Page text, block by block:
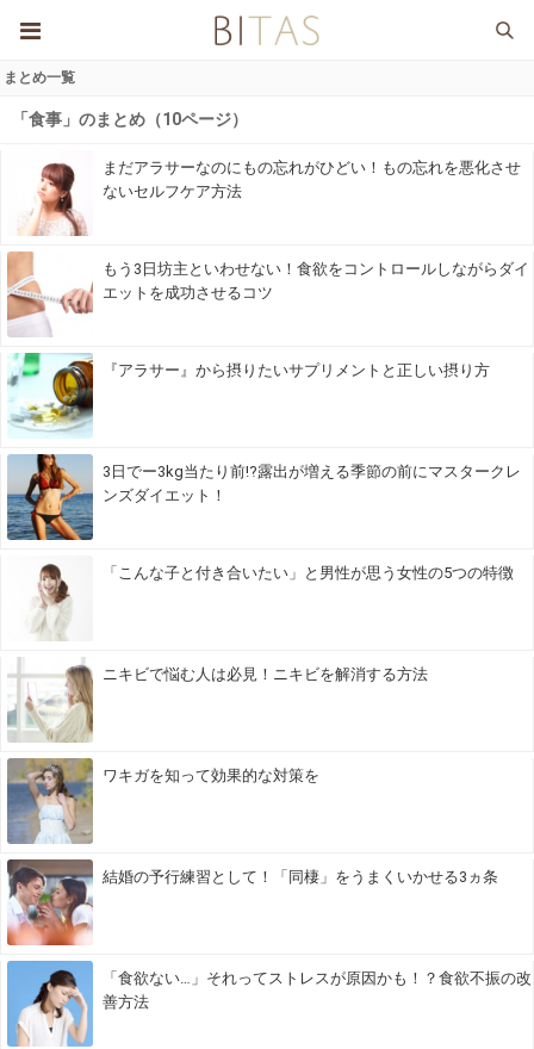
まとめ一覧
「食事」のまとめ（10ページ）
まだアラサーなのにもの忘れがひどい！もの忘れを悪化させ
ないセルフケア方法
もう3日坊主といわせない！食欲をコントロールしながらダイ
エットを成功させるコツ
『アラサー』から摂りたいサプリメントと正しい摂り方
3日でー3kg当たり前!?露出が増える季節の前にマスタークレ
ンズダイエット！
「こんな子と付き合いたい」と男性が思う女性の5つの特徴
ニキビで悩む人は必見！ニキビを解消する方法
ワキガを知って効果的な対策を
結婚の予行練習として！「同棲」をうまくいかせる3ヵ条
「食欲ない…」それってストレスが原因かも！？食欲不振の改
善方法